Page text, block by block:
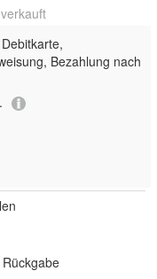
verkauft
Bezahlung nach